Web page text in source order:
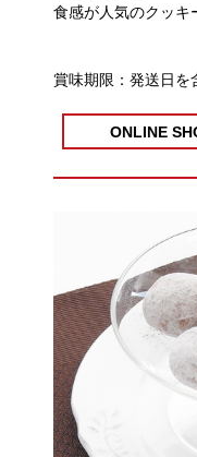
食感が人気のクッキ
賞味期限：発送日を
ONLINE